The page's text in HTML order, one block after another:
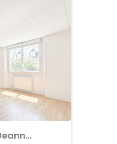
Achat Appartement Jeanne d'Arc